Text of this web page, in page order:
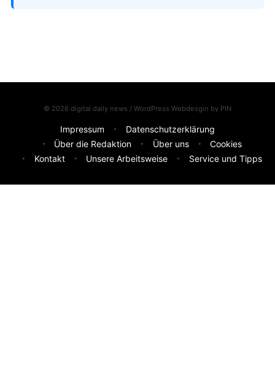
© 2026 digital daily news / WordPress Webdesgin by PIN
Impressum
Datenschutzerklärung
Über die Redaktion
Über uns
Cookies
Kontakt
Unsere Arbeitsweise Service und Tipps